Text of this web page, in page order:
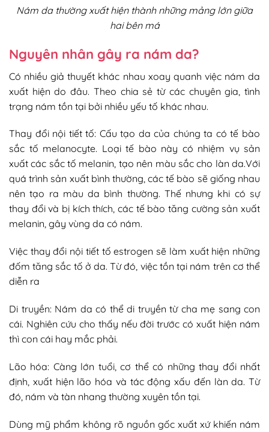
Nám da thường xuất hiện thành những mảng lớn giữa
hai bên má
Nguyên nhân gây ra nám da?
Có nhiều giả thuyết khác nhau xoay quanh việc nám da
xuất hiện do đâu. Theo chia sẻ từ các chuyên gia, tình
trạng nám tồn tại bởi nhiều yếu tố khác nhau.
Thay đổi nội tiết tố: Cấu tạo da của chúng ta có tế bào
sắc tố melanocyte. Loại tế bào này có nhiệm vụ sản
xuất các sắc tố melanin, tạo nên màu sắc cho làn da.Với
quá trình sản xuất bình thường, các tế bào sẽ giống nhau
nên tạo ra màu da bình thường. Thế nhưng khi có sự
thay đổi và bị kích thích, các tế bào tăng cường sản xuất
melanin, gây vùng da có nám.
Việc thay đổi nội tiết tố estrogen sẽ làm xuất hiện những
đốm tăng sắc tố ở da. Từ đó, việc tồn tại nám trên cơ thể
diễn ra
Di truyền: Nám da có thể di truyền từ cha mẹ sang con
cái. Nghiên cứu cho thấy nếu đời trước có xuất hiện nám
thì con cái hay mắc phải.
Lão hóa: Càng lớn tuổi, cơ thể có những thay đổi nhất
định, xuất hiện lão hóa và tác động xấu đến làn da. Từ
đó, nám và tàn nhang thường xuyên tồn tại.
Dùng mỹ phẩm không rõ nguồn gốc xuất xứ khiến nám